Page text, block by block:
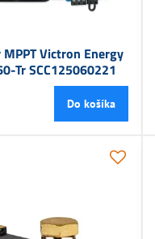
Victron Energy
Tr SCC125060221
Do košíka